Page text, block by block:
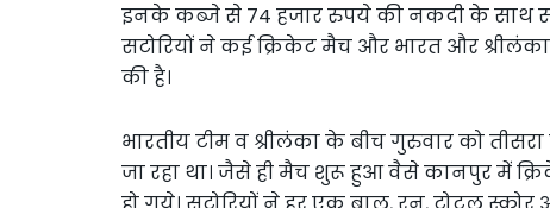
इनके कब्जे से 74 हजार रुपये की नकदी के साथ
सटोरियों ने कई क्रिकेट मैच और भारत और
की है।
भारतीय टीम व श्रीलंका के बीच गुरुवार को
जा रहा था। जैसे ही मैच शुरू हुआ वैसे कानपुर में